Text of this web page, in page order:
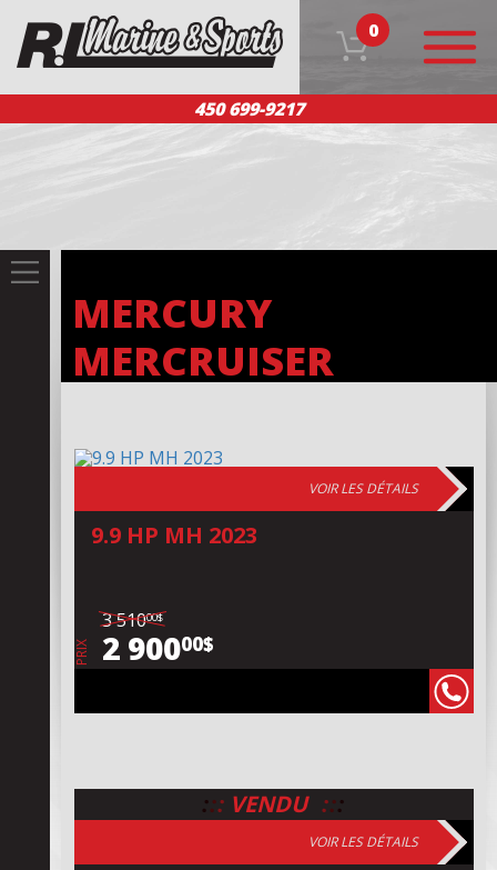
450 699-9217
ACCUEIL
NOS PRODUITS
0
MERCURY
MERCRUISER
VOIR LES DÉTAILS
9.9 HP MH 2023
PRIX
3 51000$
2 90000$
::: VENDU :::
VOIR LES DÉTAILS